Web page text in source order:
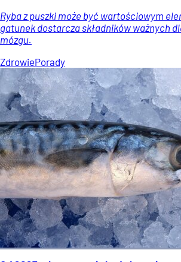
Ryba z puszki może być wartościowym
gatunek dostarcza składników ważnych
mózgu.
ZdrowiePorady